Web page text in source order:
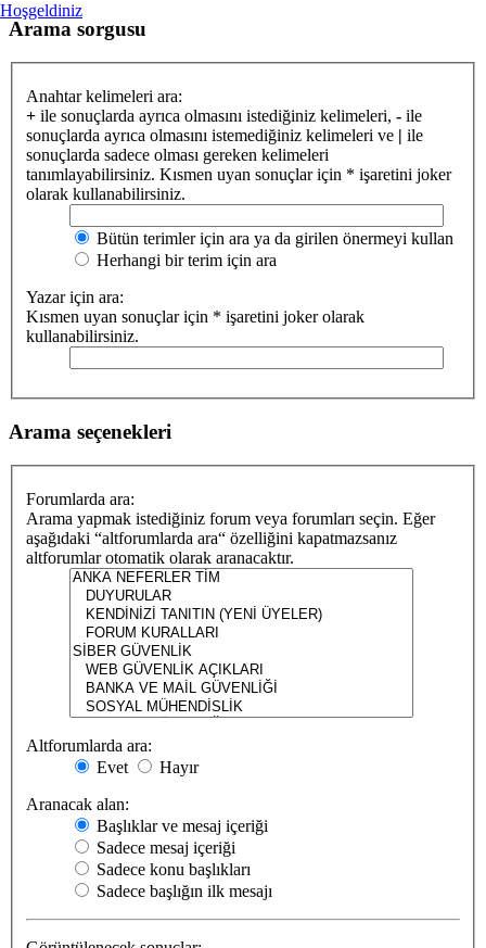
Hoşgeldiniz
Arama sorgusu
Anahtar kelimeleri ara:
+ ile sonuçlarda ayrıca olmasını istediğiniz kelimeleri, - ile
sonuçlarda ayrıca olmasını istemediğiniz kelimeleri ve | ile
sonuçlarda sadece olması gereken kelimeleri
tanımlayabilirsiniz. Kısmen uyan sonuçlar için * işaretini joker
olarak kullanabilirsiniz.
Bütün terimler için ara ya da girilen önermeyi kullan
Herhangi bir terim için ara
Yazar için ara:
Kısmen uyan sonuçlar için * işaretini joker olarak
kullanabilirsiniz.
Arama seçenekleri
Forumlarda ara:
Arama yapmak istediğiniz forum veya forumları seçin. Eğer
aşağıdaki “altforumlarda ara“ özelliğini kapatmazsanız
altforumlar otomatik olarak aranacaktır.
Altforumlarda ara:
Evet
Hayır
Aranacak alan:
Başlıklar ve mesaj içeriği
Sadece mesaj içeriği
Sadece konu başlıkları
Sadece başlığın ilk mesajı